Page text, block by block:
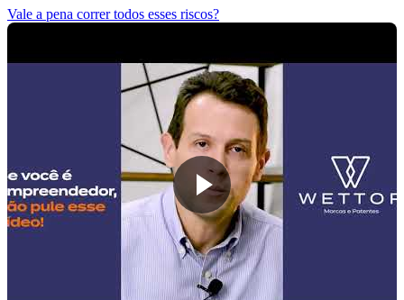
Vale a pena correr todos esses riscos?